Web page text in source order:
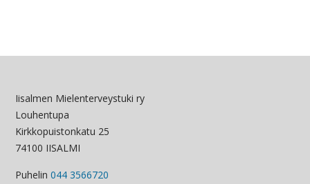
Iisalmen Mielenterveystuki ry
Louhentupa
Kirkkopuistonkatu 25
74100 IISALMI
Puhelin 044 3566720